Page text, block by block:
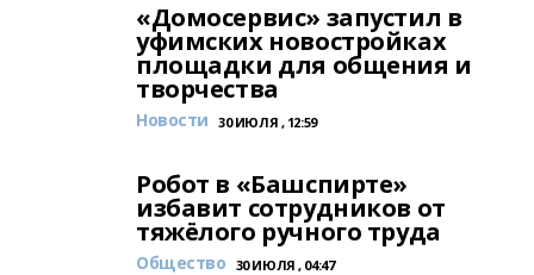
«Домосервис» запустил в
уфимских новостройках
площадки для общения и
творчества
Новости 30 ИЮЛЯ , 12:59
Робот в «Башспирте»
избавит сотрудников от
тяжёлого ручного труда
Общество 30 ИЮЛЯ , 04:47